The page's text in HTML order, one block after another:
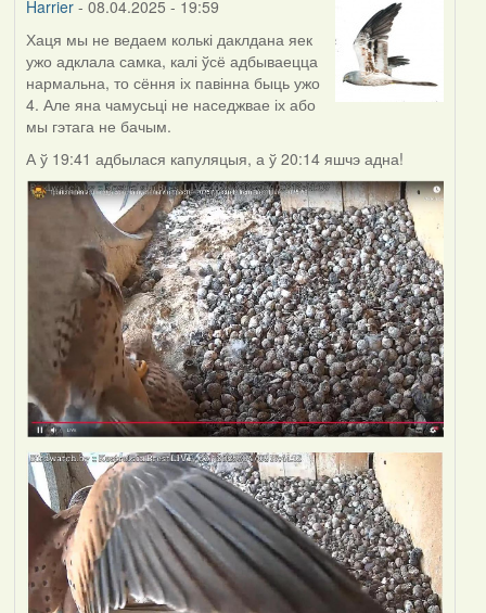
Harrier- 08.04.2025 - 19:59
Хаця мы не ведаем колькі даклдана яек
ужо адклала самка, калі ўсё адбываецца
нармальна, то сёння іх павінна быць ужо
4. Але яна чамусьці не наседжвае іх або
мы гэтага не бачым.
А ў 19:41 адбылася капуляцыя, а ў 20:14 яшчэ адна!